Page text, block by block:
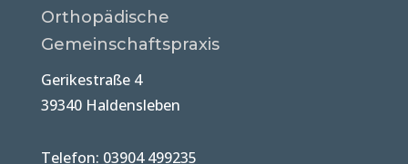
Orthopädische
Gemeinschaftspraxis
Gerikestraße 4
39340 Haldensleben
Telefon: 03904 499235